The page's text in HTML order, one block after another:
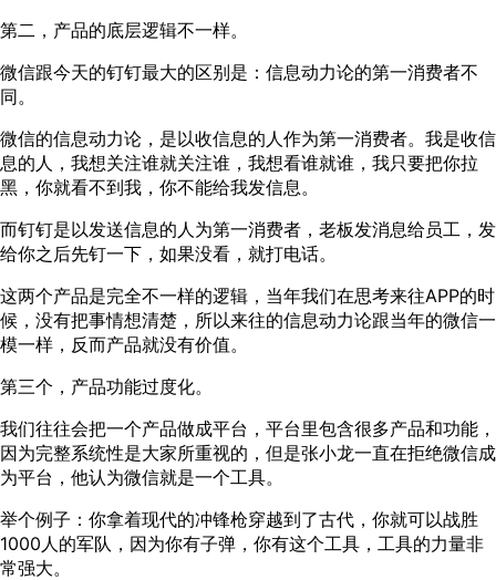
第二，产品的底层逻辑不一样。
微信跟今天的钉钉最大的区别是：信息动力论的第一消费者不
同。
微信的信息动力论，是以收信息的人作为第一消费者。我是收信
息的人，我想关注谁就关注谁，我想看谁就谁，我只要把你拉
黑，你就看不到我，你不能给我发信息。
而钉钉是以发送信息的人为第一消费者，老板发消息给员工，发
给你之后先钉一下，如果没看，就打电话。
这两个产品是完全不一样的逻辑，当年我们在思考来往APP的时
候，没有把事情想清楚，所以来往的信息动力论跟当年的微信一
模一样，反而产品就没有价值。
第三个，产品功能过度化。
我们往往会把一个产品做成平台，平台里包含很多产品和功能，
因为完整系统性是大家所重视的，但是张小龙一直在拒绝微信成
为平台，他认为微信就是一个工具。
举个例子：你拿着现代的冲锋枪穿越到了古代，你就可以战胜
1000人的军队，因为你有子弹，你有这个工具，工具的力量非
常强大。